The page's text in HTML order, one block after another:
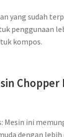
yang sudah
penggunaan
kompos.
Chopper
Mesin ini
dengan